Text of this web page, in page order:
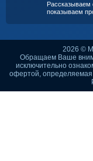
Рассказываем
показываем
2026 ©
Обращаем Ваше
исключительно
офертой, определяемая